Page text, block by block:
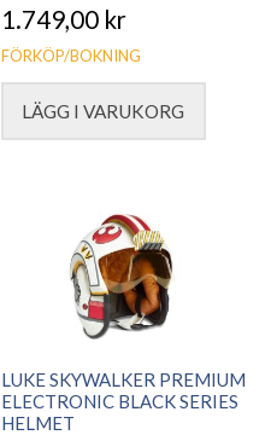
1.749,00 kr
FÖRKÖP/BOKNING
LÄGG I VARUKORG
LUKE SKYWALKER PREMIUM
ELECTRONIC BLACK SERIES
HELMET